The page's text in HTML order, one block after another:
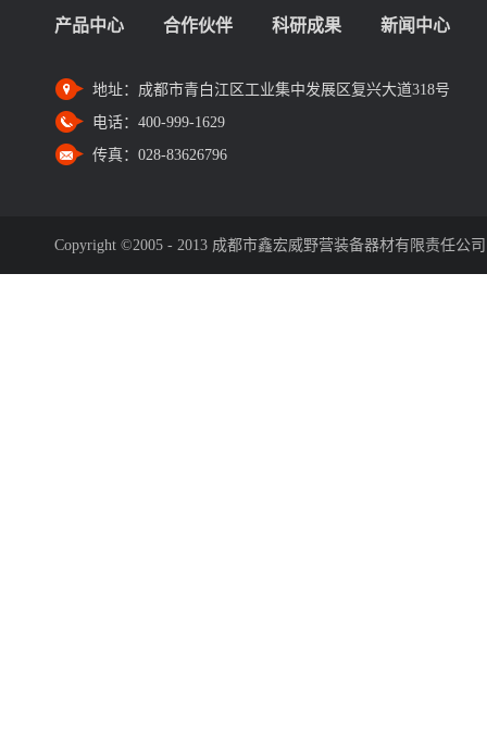
产品中心 合作伙伴 科研成果 新闻中心
地址： 成都市青白江区工业集中发展区复兴大道318号
电话： 400-999-1629
传真： 028-83626796
Copyright ©2005 - 2013 成都市鑫宏威野营装备器材有限责任公司